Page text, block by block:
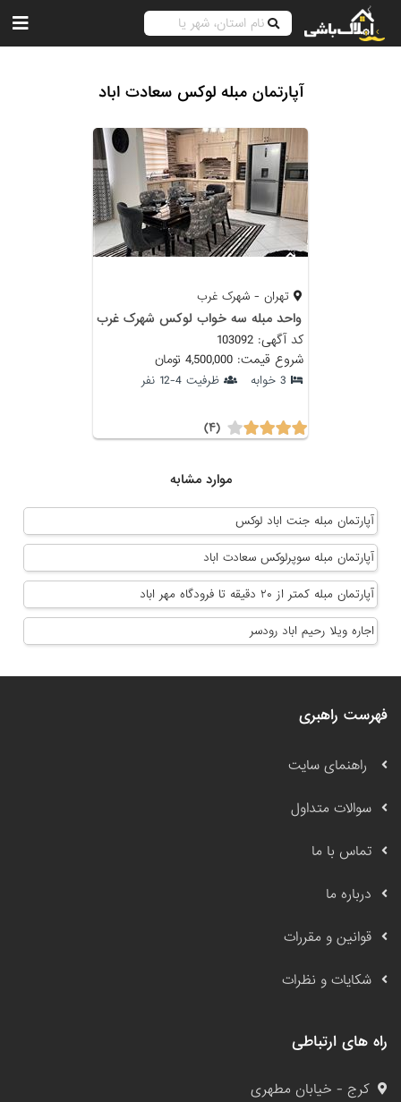
آپارتمان مبله لوکس سعادت اباد
تهران - شهرک غرب
واحد مبله سه خواب لوکس شهرک غرب
کد آگهی: 103092
شروع قیمت: 4,500,000 تومان
3 خوابه ظرفیت 4-12 نفر
(۴)
موارد مشابه
آپارتمان مبله جنت اباد لوکس
آپارتمان مبله سوپرلوکس سعادت اباد
آپارتمان مبله كمتر از ٢٠ دقيقه تا فرودگاه مهر اباد
اجاره ویلا رحیم اباد رودسر
فهرست راهبری
راهنمای سایت
سوالات متداول
تماس با ما
درباره ما
قوانین و مقررات
شکایات و نظرات
راه های ارتباطی
کرج - خیابان مطهری